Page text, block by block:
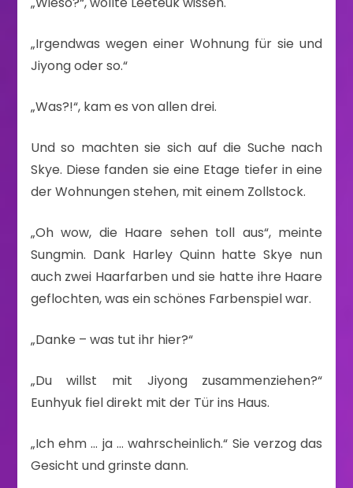
„Irgendwas wegen einer Wohnung für sie und
Jiyong oder so.“
„Was?!“, kam es von allen drei.
Und so machten sie sich auf die Suche nach
Skye. Diese fanden sie eine Etage tiefer in eine
der Wohnungen stehen, mit einem Zollstock.
„Oh wow, die Haare sehen toll aus“, meinte
Sungmin. Dank Harley Quinn hatte Skye nun
auch zwei Haarfarben und sie hatte ihre Haare
geflochten, was ein schönes Farbenspiel war.
„Danke – was tut ihr hier?“
„Du willst mit Jiyong zusammenziehen?“
Eunhyuk fiel direkt mit der Tür ins Haus.
„Ich ehm … ja … wahrscheinlich.“ Sie verzog das
Gesicht und grinste dann.